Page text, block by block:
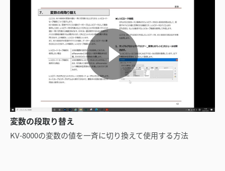
変数の段取り替え
KV-8000の変数の値を一斉に切り換えて使用する方法